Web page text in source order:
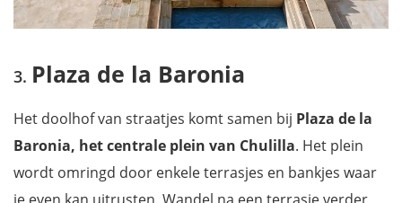
Plaza de la Baronia
Het doolhof van straatjes komt samen bij Plaza de la
Baronia, het centrale plein van Chulilla. Het plein
wordt omringd door enkele terrasjes en bankjes waar